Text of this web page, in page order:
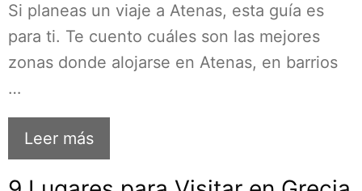
Si planeas un viaje a Atenas, esta guía es
para ti. Te cuento cuáles son las mejores
zonas donde alojarse en Atenas, en barrios
…
Leer más